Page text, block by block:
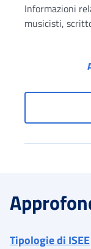
Informazioni
musicisti,
Tipologie di ISEE